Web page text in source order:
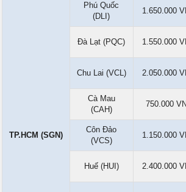
TP.HCM (SGN)
Phú Quốc
(DLI)
1.650.000
Đà Lạt (PQC) 1.550.000
Chu Lai (VCL) 2.050.000
Cà Mau
(CAH)
750.000
Côn Đảo
(VCS)
1.150.000
Huế (HUI) 2.400.000